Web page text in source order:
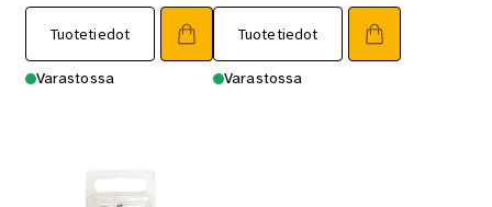
Tuotetiedot
Varastossa
Tuotetiedot
Varastossa